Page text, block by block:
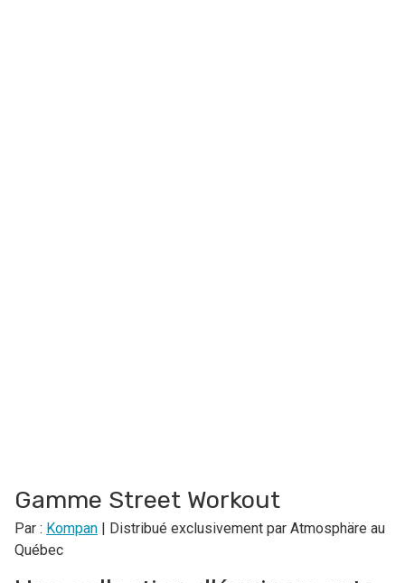
Gamme Street Workout
Par : Kompan | Distribué exclusivement par Atmosphäre au
Québec